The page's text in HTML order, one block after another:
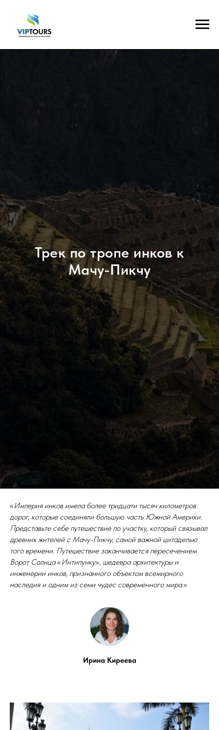
Трек по тропе инков к
Мачу-Пикчу
«Империя инков имела более тридцати тысяч километров
дорог, которые соединяли большую часть Южной Америки.
Представьте себе путешествие по участку, который связывал
древних жителей с Мачу-Пикчу, самой важной цитаделью
того времени. Путешествие заканчивается пересечением
Ворот Солнца«Интипунку», шедевра архитектуры и
инженерии инков, признанного объектом всемирного
наследия и одним из семи чудес современного мира.»
Ирина Киреева